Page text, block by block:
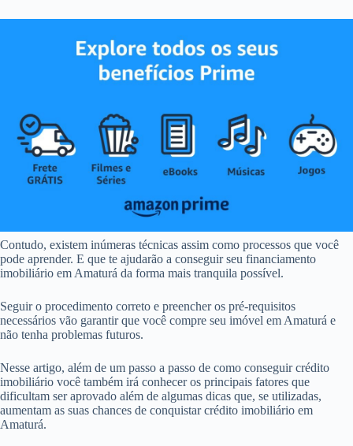
Contudo, existem inúmeras técnicas assim como processos que você
pode aprender. E que te ajudarão a conseguir seu financiamento
imobiliário em Amaturá da forma mais tranquila possível.
Seguir o procedimento correto e preencher os pré-requisitos
necessários vão garantir que você compre seu imóvel em Amaturá e
não tenha problemas futuros.
Nesse artigo, além de um passo a passo de como conseguir crédito
imobiliário você também irá conhecer os principais fatores que
dificultam ser aprovado além de algumas dicas que, se utilizadas,
aumentam as suas chances de conquistar crédito imobiliário em
Amaturá.